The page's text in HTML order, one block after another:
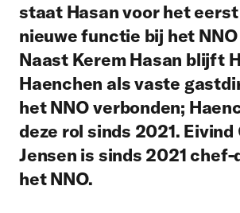
staat Hasan voor het
nieuwe functie bij het
Naast Kerem Hasan blijft
Haenchen als vaste
het NNO verbonden;
deze rol sinds 2021. Eivind
Jensen is sinds 2021
het NNO.